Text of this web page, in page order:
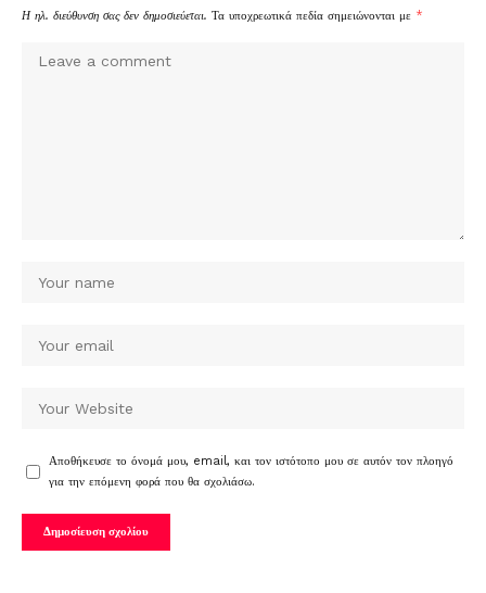
Η ηλ. διεύθυνση σας δεν δημοσιεύεται. Τα υποχρεωτικά πεδία σημειώνονται με *
Αποθήκευσε το όνομά μου, email, και τον ιστότοπο μου σε αυτόν τον πλοηγό
για την επόμενη φορά που θα σχολιάσω.